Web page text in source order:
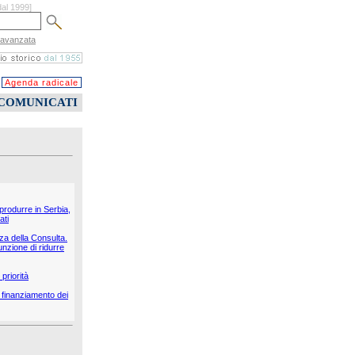
1999]
Agenda radicale
in Serbia,
della Consulta.
di ridurre
priorità
dei